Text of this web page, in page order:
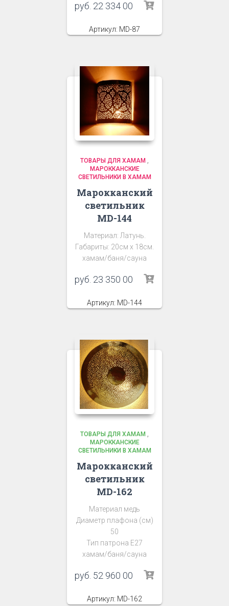
руб. 22 334 00
Артикул: MD-87
ТОВАРЫ ДЛЯ ХАМАМ ,
МАРОККАНСКИЕ
СВЕТИЛЬНИКИ В ХАМАМ
Марокканский
светильник
MD-144
Материал: Латунь.
Габариты: 20см х 18см.
хамам/баня/сауна
руб. 23 350 00
Артикул: MD-144
ТОВАРЫ ДЛЯ ХАМАМ ,
МАРОККАНСКИЕ
СВЕТИЛЬНИКИ В ХАМАМ
Марокканский
светильник
MD-162
Материал медь
Диаметр плафона (см)
50
Тип патрона Е27
хамам/баня/сауна
руб. 52 960 00
Артикул: MD-162